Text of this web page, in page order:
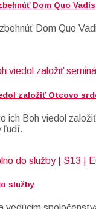
Dom Quo Vadis
Dom Quo
založiť Otcovo
ich Boh viedol
ľudí.
služby